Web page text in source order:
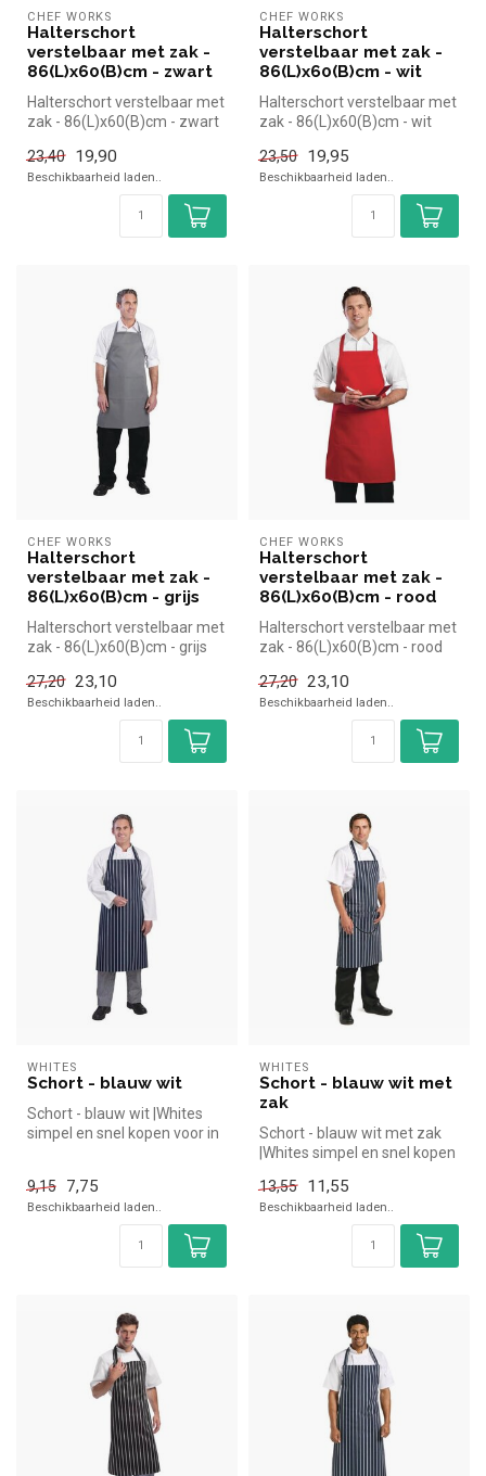
CHEF WORKS
Halterschort
verstelbaar met zak -
86(L)x60(B)cm - zwart
Halterschort verstelbaar met
zak - 86(L)x60(B)cm - zwart
23,40
19,90
Beschikbaarheid laden..
CHEF WORKS
Halterschort
verstelbaar met zak -
86(L)x60(B)cm - wit
Halterschort verstelbaar met
zak - 86(L)x60(B)cm - wit
23,50
19,95
Beschikbaarheid laden..
CHEF WORKS
Halterschort
verstelbaar met zak -
86(L)x60(B)cm - grijs
Halterschort verstelbaar met
zak - 86(L)x60(B)cm - grijs
27,20 23,10
Beschikbaarheid laden..
CHEF WORKS
Halterschort
verstelbaar met zak -
86(L)x60(B)cm - rood
Halterschort verstelbaar met
zak - 86(L)x60(B)cm - rood
27,20 23,10
Beschikbaarheid laden..
WHITES
Schort - blauw wit
Schort - blauw wit |Whites
simpel en snel kopen voor in
9,15
7,75
Beschikbaarheid laden..
WHITES
Schort - blauw wit met
zak
Schort - blauw wit met zak
|Whites simpel en snel kopen
13,55
11,55
Beschikbaarheid laden..